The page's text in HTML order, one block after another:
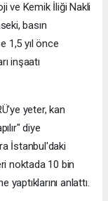
ve Kemik İliği Nakli
basın
1,5 yıl önce
inşaatı
yeter, kan
diye
İstanbul'daki
noktada 10 bin
anlattı.